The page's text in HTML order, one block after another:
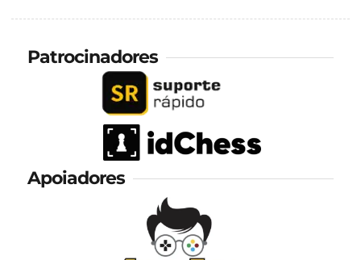
Patrocinadores
Apoiadores